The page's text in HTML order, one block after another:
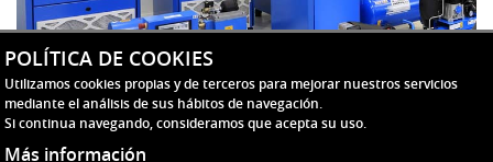
POLÍTICA DE COOKIES
Utilizamos cookies propias y de terceros para mejorar nuestros servicios
mediante el análisis de sus hábitos de navegación.
Si continua navegando, consideramos que acepta su uso.
Más información